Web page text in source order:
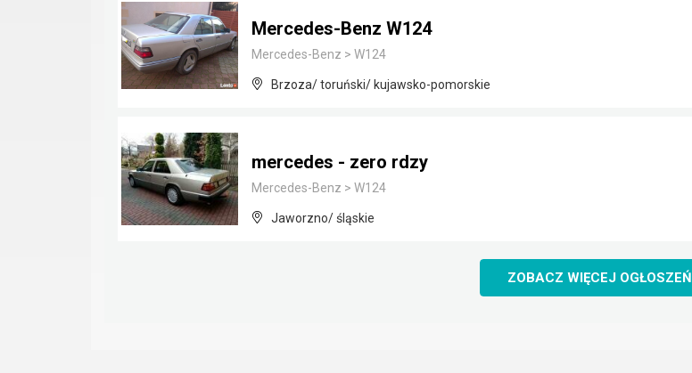
Mercedes-Benz W124
Mercedes-Benz > W124
Brzoza/ toruński/ kujawsko-pomorskie
mercedes - zero rdzy
Mercedes-Benz > W124
Jaworzno/ śląskie
ZOBACZ WIĘCEJ OGŁOSZEŃ